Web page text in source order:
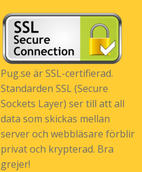
Pug.se är SSL-certifierad.
Standarden SSL (Secure
Sockets Layer) ser till att all
data som skickas mellan
server och webbläsare förblir
privat och krypterad. Bra
grejer!